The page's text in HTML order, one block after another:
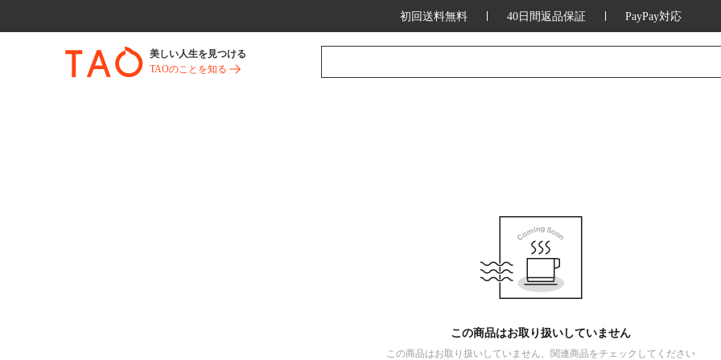
初回送料無料 40日間返品保証 PayPay対応
美しい人生を見つける
TAOのことを知る
この商品はお取り扱いしていません
この商品はお取り扱いしていません、関連商品をチェックしてください